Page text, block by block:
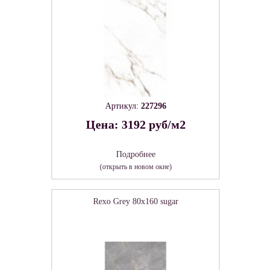
Артикул: 227296
Цена: 3192 руб/м2
Подробнее
(открыть в новом окне)
Rexo Grey 80х160 sugar